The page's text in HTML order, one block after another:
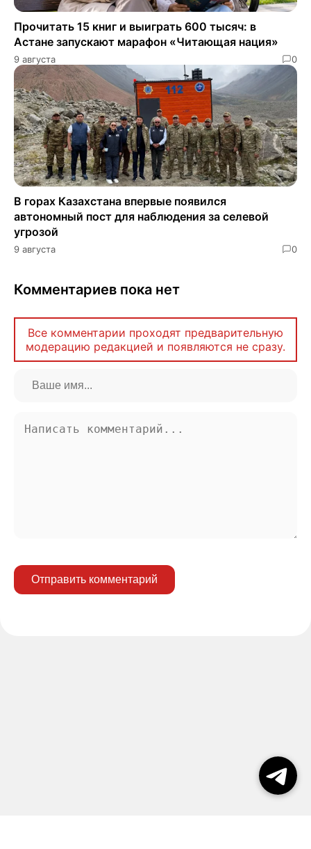
Прочитать 15 книг и выиграть 600 тысяч: в
Астане запускают марафон «Читающая нация»
9 августа 0
В горах Казахстана впервые появился
автономный пост для наблюдения за селевой
угрозой
9 августа 0
Комментариев пока нет
Все комментарии проходят предварительную
модерацию редакцией и появляются не сразу.
Отправить комментарий